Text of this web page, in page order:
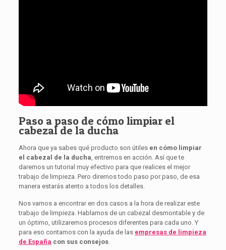
Paso a paso de cómo limpiar el
cabezal de la ducha
Ahora que ya sabes qué producto son útiles en cómo limpiar
el cabezal de la ducha , entremos en acción. Así que te
daremos un tutorial muy efectivo para que realices el mejor
trabajo de limpieza. Pero diremos todo paso por paso, de esa
manera estarás atento a todos los detalles.
Nos vamos a encontrar en dos casos a la hora de realizar este
trabajo de limpieza. Hablamos de un cabezal desmontable y de
un óptimo, utilizaremos procesos diferentes para cada uno. Y
para eso contamos con la ayuda de las empresas de limpieza
de España con sus consejos.